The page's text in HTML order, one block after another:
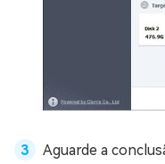
Aguarde a